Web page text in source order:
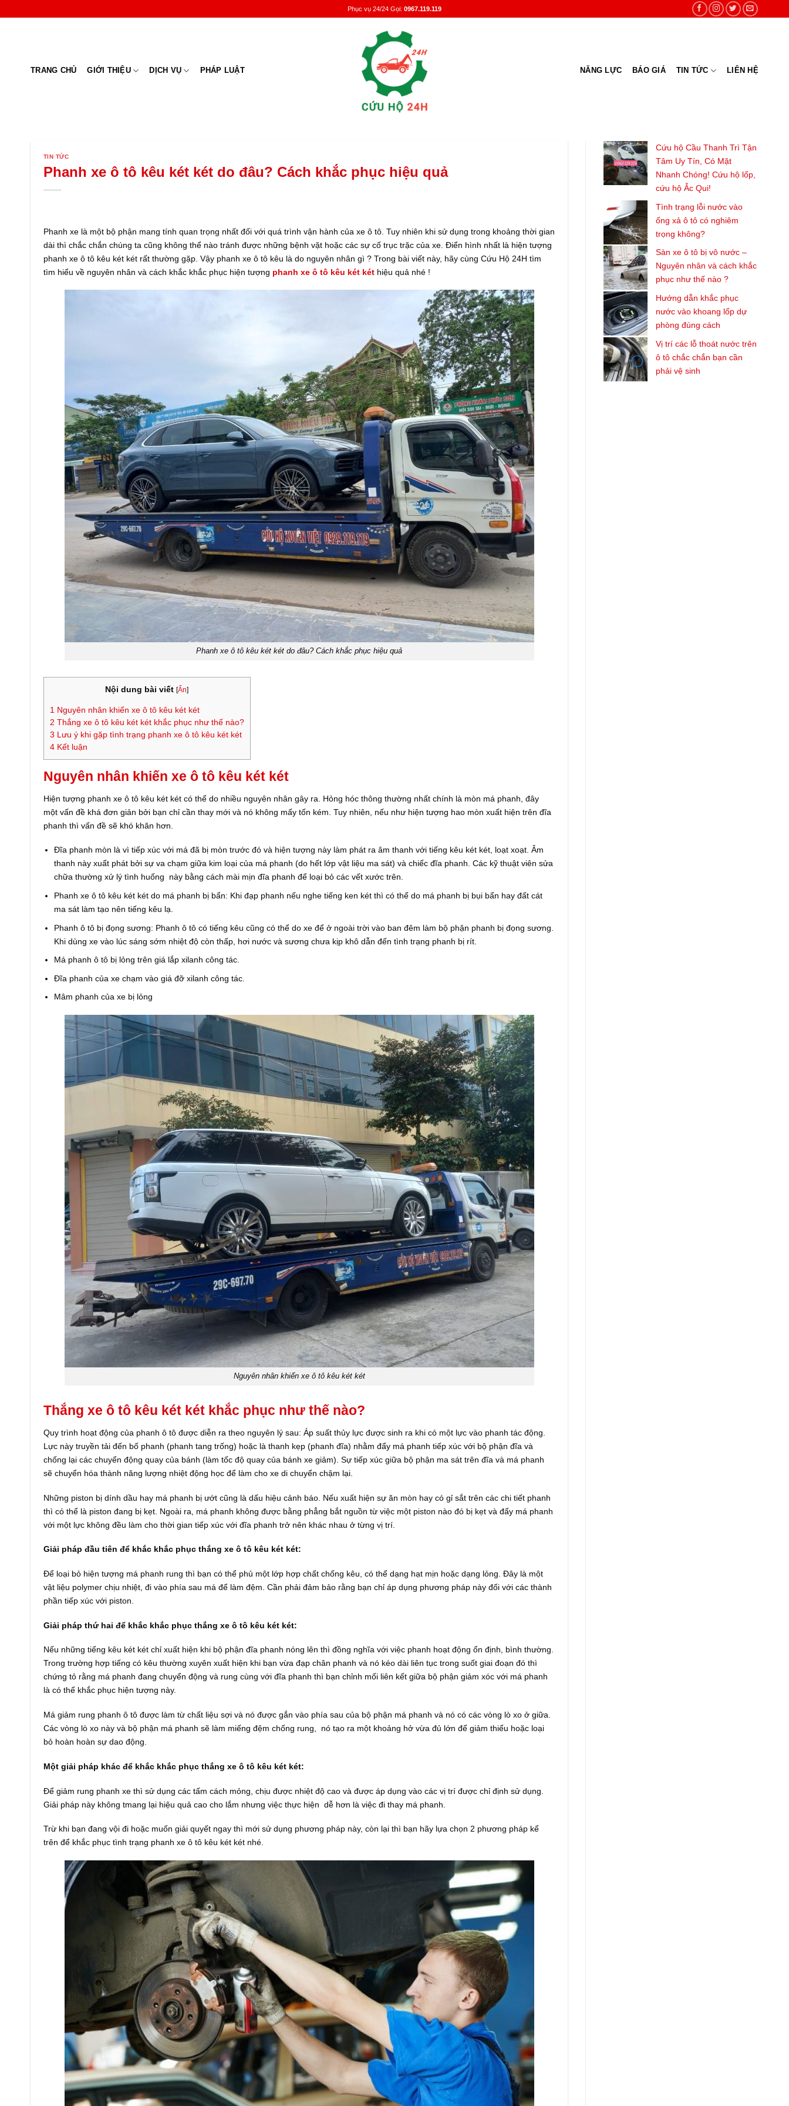
to
Phục vụ 24/24 Gọi: 0967.119.119
TRANG CHỦ GIỚI THIỆU DỊCH VỤ PHÁP LUẬT NĂNG LỰC BÁO GIÁ TIN TỨC LIÊN HỆ
TIN TỨC
Phanh xe ô tô kêu két két do đâu? Cách khắc phục hiệu quả
Phanh xe là một bộ phận mang tính quan trọng nhất đối với quá trình vận hành của xe ô tô. Tuy nhiên khi sử dụng trong khoảng thời gian
dài thì chắc chắn chúng ta cũng không thể nào tránh được những bệnh vặt hoặc các sự cố trục trặc của xe. Điển hình nhất là hiện tượng
phanh xe ô tô kêu két két rất thường gặp. Vậy phanh xe ô tô kêu là do nguyên nhân gì ? Trong bài viết này, hãy cùng Cứu Hộ 24H tìm
tìm hiểu về nguyên nhân và cách khắc khắc phục hiện tượng phanh xe ô tô kêu két kéthiệu quả nhé !
Phanh xe ô tô kêu két két do đâu? Cách khắc phục hiệu quả
Nội dung bài viết [Ẩn]
1Nguyên nhân khiến xe ô tô kêu két két
2 Thắng xe ô tô kêu két két khắc phục như thế nào?
3 Lưu ý khi gặp tình trạng phanh xe ô tô kêu két két
4Kết luận
Nguyên nhân khiến xe ô tô kêu két két
Hiện tượng phanh xe ô tô kêu két két có thể do nhiều nguyên nhân gây ra. Hỏng hóc thông thường nhất chính là mòn má phanh, đây
một vấn đề khá đơn giản bởi bạn chỉ cần thay mới và nó không mấy tốn kém. Tuy nhiên, nếu như hiện tượng hao mòn xuất hiện trên đĩa
phanh thì vấn đề sẽ khó khăn hơn.
Đĩa phanh mòn là vì tiếp xúc với má đã bị mòn trước đó và hiện tượng này làm phát ra âm thanh với tiếng kêu két két, loạt xoạt. Âm
thanh này xuất phát bởi sự va chạm giữa kim loại của má phanh (do hết lớp vật liệu ma sát) và chiếc đĩa phanh. Các kỹ thuật viên sửa
chữa thường xử lý tình huống này bằng cách mài mịn đĩa phanh để loại bỏ các vết xước trên.
Phanh xe ô tô kêu két két do má phanh bị bẩn: Khi đạp phanh nếu nghe tiếng ken két thì có thể do má phanh bị bụi bẩn hay đất cát
ma sát làm tạo nên tiếng kêu lạ.
Phanh ô tô bị đọng sương: Phanh ô tô có tiếng kêu cũng có thể do xe để ở ngoài trời vào ban đêm làm bộ phận phanh bị đọng sương.
Khi dùng xe vào lúc sáng sớm nhiệt độ còn thấp, hơi nước và sương chưa kịp khô dẫn đến tình trạng phanh bị rít.
Má phanh ô tô bị lỏng trên giá lắp xilanh công tác.
Đĩa phanh của xe chạm vào giá đỡ xilanh công tác.
Mâm phanh của xe bị lỏng
Nguyên nhân khiến xe ô tô kêu két két
Thắng xe ô tô kêu két két khắc phục như thế nào?
Quy trình hoạt động của phanh ô tô được diễn ra theo nguyên lý sau: Áp suất thủy lực được sinh ra khi có một lực vào phanh tác động.
Lực này truyền tải đến bố phanh (phanh tang trống) hoặc là thanh kẹp (phanh đĩa) nhằm đẩy má phanh tiếp xúc với bộ phận đĩa và
chống lại các chuyển động quay của bánh (làm tốc độ quay của bánh xe giảm). Sự tiếp xúc giữa bộ phận ma sát trên đĩa và má phanh
sẽ chuyển hóa thành năng lượng nhiệt động học để làm cho xe di chuyển chậm lại.
Những piston bị dính dầu hay má phanh bị ướt cũng là dấu hiệu cảnh báo. Nếu xuất hiện sự ăn mòn hay có gỉ sắt trên các chi tiết phanh
thì có thể là piston đang bị kẹt. Ngoài ra, má phanh không được bằng phẳng bắt nguồn từ việc một piston nào đó bị kẹt và đẩy má phanh
với một lực không đều làm cho thời gian tiếp xúc với đĩa phanh trở nên khác nhau ở từng vị trí.
Giải pháp đầu tiên để khắc khắc phục thắng xe ô tô kêu két két:
Để loại bỏ hiện tượng má phanh rung thì bạn có thể phủ một lớp hợp chất chống kêu, có thể dạng hạt mịn hoặc dạng lỏng. Đây là một
vật liệu polymer chịu nhiệt, đi vào phía sau má để làm đệm. Cần phải đảm bảo rằng bạn chỉ áp dụng phương pháp này đối với các thành
phần tiếp xúc với piston.
Giải pháp thứ hai để khắc khắc phục thắng xe ô tô kêu két két:
Nếu những tiếng kêu két két chỉ xuất hiện khi bộ phận đĩa phanh nóng lên thì đồng nghĩa với việc phanh hoạt động ổn định, bình thường.
Trong trường hợp tiếng có kêu thường xuyên xuất hiện khi bạn vừa đạp chân phanh và nó kéo dài liên tục trong suốt giai đoạn đó thì
chứng tỏ rằng má phanh đang chuyển động và rung cùng với đĩa phanh thì bạn chỉnh mối liên kết giữa bộ phận giảm xóc với má phanh
là có thể khắc phục hiện tượng này.
Má giảm rung phanh ô tô được làm từ chất liệu sợi và nó được gắn vào phía sau của bộ phận má phanh và nó có các vòng lò xo ở giữa.
Các vòng lò xo này và bộ phận má phanh sẽ làm miếng đệm chống rung, nó tạo ra một khoảng hở vừa đủ lớn để giảm thiểu hoặc loại
bỏ hoàn hoàn sự dao động.
Một giải pháp khác để khắc khắc phục thắng xe ô tô kêu két két:
Để giảm rung phanh xe thì sử dụng các tấm cách mỏng, chịu được nhiệt độ cao và được áp dụng vào các vị trí được chỉ định sử dụng.
Giải pháp này không tmang lại hiệu quả cao cho lắm nhưng việc thực hiện dễ hơn là việc đi thay má phanh.
Trừ khi bạn đang vội đi hoặc muốn giải quyết ngay thì mới sử dụng phương pháp này, còn lại thì bạn hãy lựa chọn 2 phương pháp kể
trên để khắc phục tình trạng phanh xe ô tô kêu két két nhé.
Cứu hộ Cầu Thanh Trì Tận
Tâm Uy Tín, Có Mặt
Nhanh Chóng! Cứu hộ lốp,
cứu hộ Ắc Qui!
Tình trạng lỗi nước vào
ống xả ô tô có nghiêm
trọng không?
Sàn xe ô tô bị vô nước –
Nguyên nhân và cách khắc
phục như thế nào ?
Hướng dẫn khắc phục
nước vào khoang lốp dự
phòng đúng cách
Vị trí các lỗ thoát nước trên
ô tô chắc chắn bạn cần
phải vệ sinh